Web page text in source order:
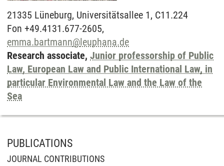
21335 Lüneburg, Universitätsallee 1, C11.224
Fon +49.4131.677-2605,
emma.bartmann@leuphana.de
Research associate, Junior professorship of Public
Law, European Law and Public International Law, in
particular Environmental Law and the Law of the
Sea
PUBLICATIONS
JOURNAL CONTRIBUTIONS